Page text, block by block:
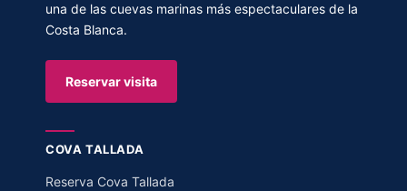
una de las cuevas marinas más espectaculares de la
Costa Blanca.
Reservar visita
COVA TALLADA
Reserva Cova Tallada